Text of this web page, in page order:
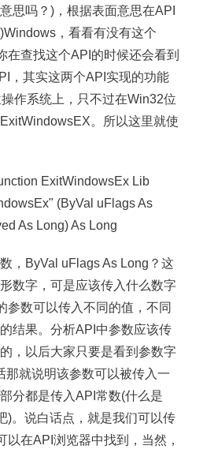
思吗？)，根据表面意思在API
，看看有没有这个
在查找这个API的时候还会看到
，其实这两个API实现的功能
作系统上，只不过在Win32位
。所以这里就使
ExitWindowsEx Lib
(ByVal uFlags As
As Long) As Long
ByVal uFlags As Long？这
数字，可是应该传入什么数字
参数可以传入不同的值，不同
结果。分析API中参数应该传
，以后大家只要是看到参数字
那就说明该参数可以被传入一
分都是传入API常数(什么是
)。说白话点，就是我们可以传
以在API浏览器中找到，当然，